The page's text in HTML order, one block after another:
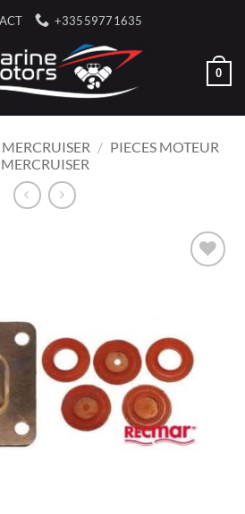
+33559771635
0
/ PIECES MOTEUR
MERCRUISER
D’ENVIES